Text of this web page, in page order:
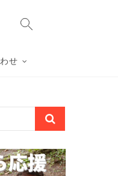
れることが当た
せ